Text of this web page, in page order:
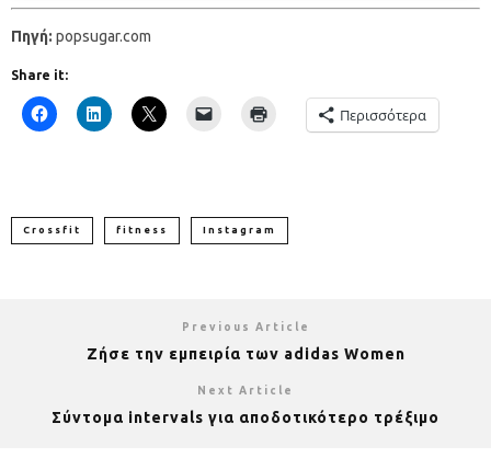
Πηγή: popsugar.com
Share it:
Περισσότερα
Crossfit fitness Instagram
Previous Article
Ζήσε την εμπειρία των adidas Women
Next Article
Σύντομα intervals για αποδοτικότερο τρέξιμο